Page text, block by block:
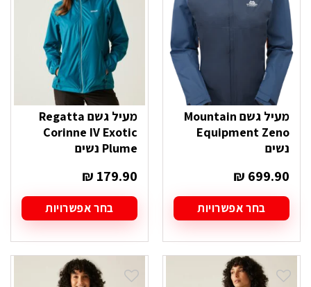
האפשרויות
בעמוד
המוצר
מעיל גשם Mountain
Equipment Zeno
נשים
₪ 699.90
בחר אפשרויות
זה
יש
סוגים.
מעיל גשם Regatta
Corinne IV Exotic
Plume נשים
₪ 179.90
בחר אפשרויות
זה
יש
סוגים.